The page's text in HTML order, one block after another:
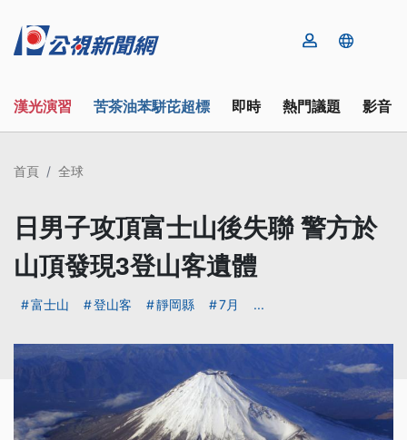
漢光演習 苦茶油苯駢芘超標 即時 熱門議題 影音
首頁 全球
日男子攻頂富士山後失聯 警方於
山頂發現3登山客遺體
富士山 登山客 靜岡縣 7月 ...